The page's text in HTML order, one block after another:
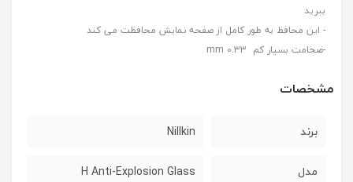
ببرید
- این محافظ به طور کامل از صفحه نمایش محافظت می کند
-ضخامت بسیار کم 0.33 mm
مشخصات
برند Nillkin
مدل H Anti-Explosion Glass